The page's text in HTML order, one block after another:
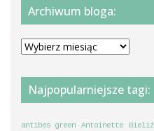
Archiwum bloga:
Archiwum
Najpopularniejsze tagi:
antibes green Antoinette